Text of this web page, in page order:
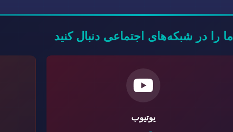
ما را در شبکه‌های اجتماعی دنبال کنید
یوتیوب